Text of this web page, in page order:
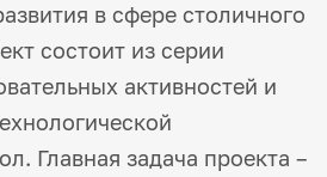
Вход
Задать вопрос
в сфере столичного
состоит из серии
активностей и
Главная задача проекта –